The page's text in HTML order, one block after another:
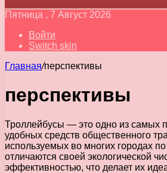
Пятница , 7 Август 2026
Войти
Switch skin
Главная/перспективы
перспективы
Троллейбусы — это одно из самых
удобных средств общественного
используемых во многих городах
отличаются своей экологической
эффективностью, что делает их